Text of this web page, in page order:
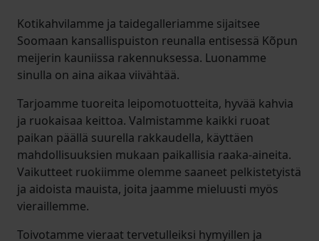
Kotikahvilamme ja taidegalleriamme sijaitsee
Soomaan kansallispuiston reunalla entisessä Kõpun
meijerin kauniissa rakennuksessa. Luonamme
sinulla on aina aikaa viivähtää.
Tarjoamme tuoreita leipomotuotteita, hyvää kahvia
ja ruokaisaa keittoa. Valmistamme kaikki ruoat
paikan päällä suurella rakkaudella, käyttäen
mahdollisuuksien mukaan paikallisia raaka-aineita.
Vaikutteet ruokiimme olemme saaneet pelkistetyistä
ja aidoista mauista, joita jaamme mieluusti myös
vieraillemme.
Toivotamme vieraat tervetulleiksi hymyillen ja